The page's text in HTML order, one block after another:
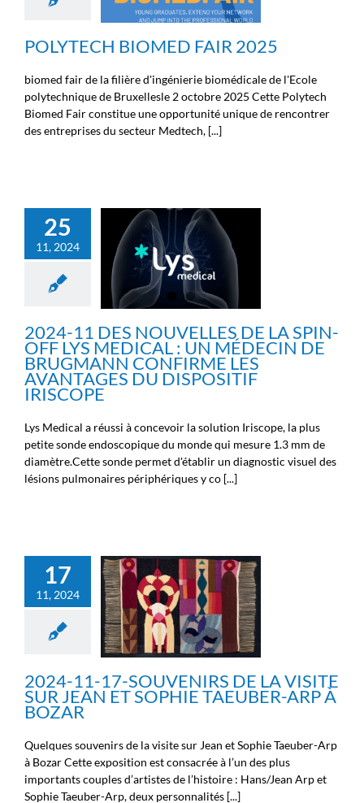
Nouvelles des chercheurs
Nouvelles des ingénieurs
POLYTECH BIOMED FAIR 2025
biomed fair de la filière d'ingénierie biomédicale de l'Ecole
polytechnique de Bruxellesle 2 octobre 2025 Cette Polytech
Biomed Fair constitue une opportunité unique de rencontrer
des entreprises du secteur Medtech, [...]
25
11, 2024
OFF LYS MEDICAL : UN
MÉDECIN DE
BRUGMANN CONFIRME
LES AVANTAGES DU
DISPOSITIF IRISCOPE
Ecosystème Fil info
générales
Infos scientifiques
chercheurs Nouvelles des
ingénieurs
Nouvelles des
médecins Nouvelles des spin-
off
2024-11 DES NOUVELLES DE LA SPIN-
OFF LYS MEDICAL : UN MÉDECIN DE
BRUGMANN CONFIRME LES
AVANTAGES DU DISPOSITIF
IRISCOPE
Lys Medical a réussi à concevoir la solution Iriscope, la plus
petite sonde endoscopique du monde qui mesure 1.3 mm de
diamètre.Cette sonde permet d'établir un diagnostic visuel des
lésions pulmonaires périphériques y co [...]
17
11, 2024
2024-11-17-SOUVENIRS
DE LA VISITE SUR JEAN
ET SOPHIE TAEUBER-ARP
À BOZAR
Non classé Nouvelles de la
Fondation Michel Cremer
Nouvelles des chercheurs
Nouvelles des médecins
2024-11-17-SOUVENIRS DE LA VISITE
SUR JEAN ET SOPHIE TAEUBER-ARP À
BOZAR
Quelques souvenirs de la visite sur Jean et Sophie Taeuber-Arp
à Bozar Cette exposition est consacrée à l’un des plus
importants couples d’artistes de l’histoire : Hans/Jean Arp et
Sophie Taeuber-Arp, deux personnalités [...]